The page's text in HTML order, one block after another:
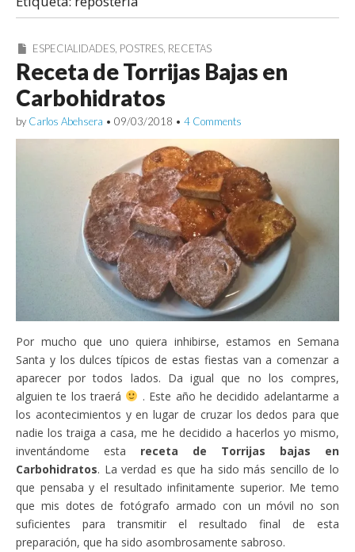
ESPECIALIDADES, POSTRES, RECETAS
Receta de Torrijas Bajas en
Carbohidratos
by Carlos Abehsera • 09/03/2018 • 4 Comments
Por mucho que uno quiera inhibirse, estamos en Semana
Santa y los dulces típicos de estas fiestas van a comenzar a
aparecer por todos lados. Da igual que no los compres,
alguien te los traerá
. Este año he decidido adelantarme a
los acontecimientos y en lugar de cruzar los dedos para que
nadie los traiga a casa, me he decidido a hacerlos yo mismo,
inventándome esta receta de Torrijas bajas en
Carbohidratos. La verdad es que ha sido más sencillo de lo
que pensaba y el resultado infinitamente superior. Me temo
que mis dotes de fotógrafo armado con un móvil no son
suficientes para transmitir el resultado final de esta
preparación, que ha sido asombrosamente sabroso.